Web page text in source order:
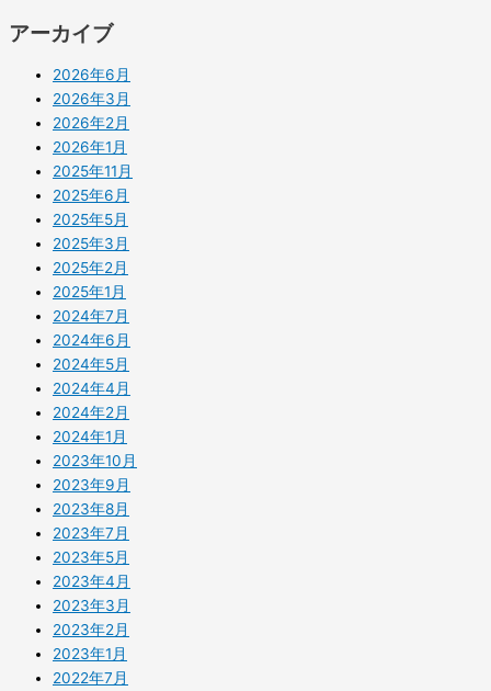
アーカイブ
2026年6月
2026年3月
2026年2月
2026年1月
2025年11月
2025年6月
2025年5月
2025年3月
2025年2月
2025年1月
2024年7月
2024年6月
2024年5月
2024年4月
2024年2月
2024年1月
2023年10月
2023年9月
2023年8月
2023年7月
2023年5月
2023年4月
2023年3月
2023年2月
2023年1月
2022年7月